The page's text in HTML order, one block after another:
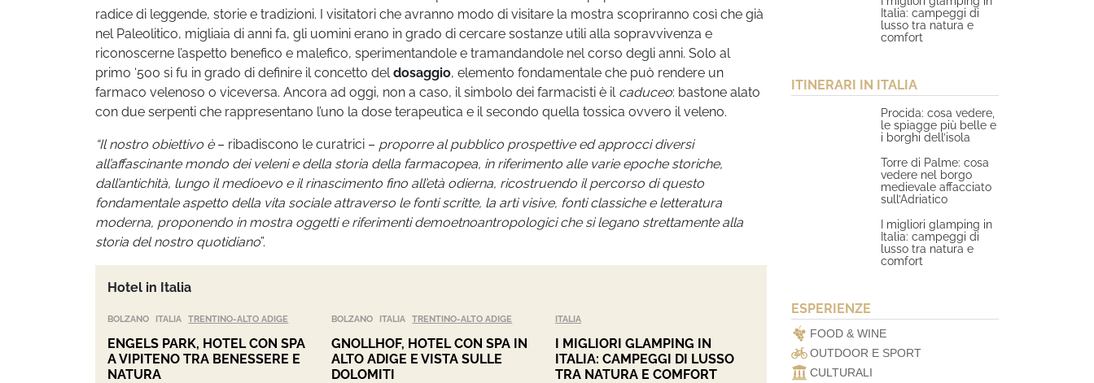
radice di leggende, storie e tradizioni. I visitatori che avranno modo di visitare la mostra scopriranno così che già
nel Paleolitico, migliaia di anni fa, gli uomini erano in grado di cercare sostanze utili alla sopravvivenza e
riconoscerne l’aspetto benefico e malefico, sperimentandole e tramandandole nel corso degli anni. Solo al
primo ‘500 si fu in grado di definire il concetto deldosaggio, elemento fondamentale che può rendere un
farmaco velenoso o viceversa. Ancora ad oggi, non a caso, il simbolo dei farmacisti è il caduceo: bastone alato
con due serpenti che rappresentano l’uno la dose terapeutica e il secondo quella tossica ovvero il veleno.
“Il nostro obiettivo è– ribadiscono le curatrici – proporre al pubblico prospettive ed approcci diversi
all’affascinante mondo dei veleni e della storia della farmacopea, in riferimento alle varie epoche storiche,
dall’antichità, lungo il medioevo e il rinascimento fino all’età odierna, ricostruendo il percorso di questo
fondamentale aspetto della vita sociale attraverso le fonti scritte, la arti visive, fonti classiche e letteratura
moderna, proponendo in mostra oggetti e riferimenti demoetnoantropologici che si legano strettamente alla
storia del nostro quotidiano”.
Hotel in Italia
BOLZANO ITALIA TRENTINO-ALTO ADIGE
ENGELS PARK, HOTEL CON SPA
A VIPITENO TRA BENESSERE E
NATURA
BOLZANO ITALIA TRENTINO-ALTO ADIGE
GNOLLHOF, HOTEL CON SPA IN
ALTO ADIGE E VISTA SULLE
DOLOMITI
ITALIA
I MIGLIORI GLAMPING IN
ITALIA: CAMPEGGI DI LUSSO
TRA NATURA E COMFORT
Italia: campeggi di
lusso tra natura e
comfort
ITINERARI IN ITALIA
Procida: cosa vedere,
le spiagge più belle e
i borghi dell’isola
Torre di Palme: cosa
vedere nel borgo
medievale affacciato
sull’Adriatico
I migliori glamping in
Italia: campeggi di
lusso tra natura e
comfort
ESPERIENZE
FOOD & WINE
OUTDOOR E SPORT
CULTURALI